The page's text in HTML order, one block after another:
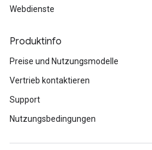
Webdienste
Produktinfo
Preise und Nutzungsmodelle
Vertrieb kontaktieren
Support
Nutzungsbedingungen